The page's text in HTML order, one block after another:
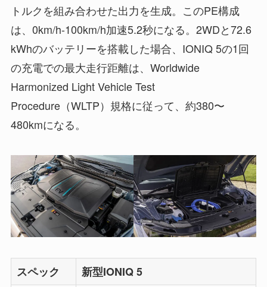
トルクを組み合わせた出力を生成。このPE構成
は、0km/h-100km/h加速5.2秒になる。2WDと72.6
kWhのバッテリーを搭載した場合、IONIQ 5の1回
の充電での最大走行距離は、Worldwide
Harmonized Light Vehicle Test
Procedure（WLTP）規格に従って、約380〜
480kmになる。
スペック
新型IONIQ 5